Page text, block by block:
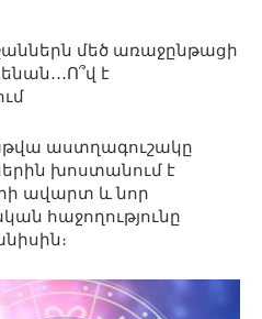
մեծ առաջընթացի
է
աստղագուշակը
խոստանում է
ավարտ և նոր
հաջողությունը